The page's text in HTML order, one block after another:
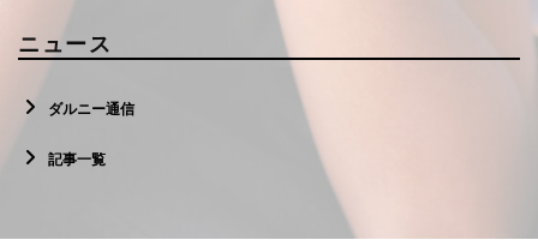
ニュース
ダルニー通信
記事一覧